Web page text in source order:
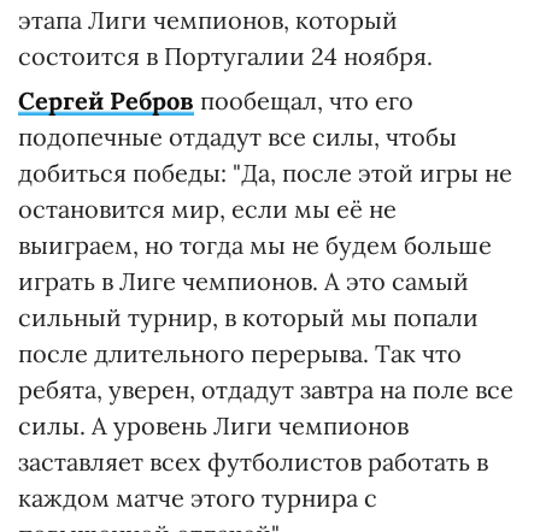
этапа Лиги чемпионов, который
состоится в Португалии 24 ноября.
Сергей Ребров пообещал, что его
подопечные отдадут все силы, чтобы
добиться победы: "Да, после этой игры не
остановится мир, если мы её не
выиграем, но тогда мы не будем больше
играть в Лиге чемпионов. А это самый
сильный турнир, в который мы попали
после длительного перерыва. Так что
ребята, уверен, отдадут завтра на поле все
силы. А уровень Лиги чемпионов
заставляет всех футболистов работать в
каждом матче этого турнира с